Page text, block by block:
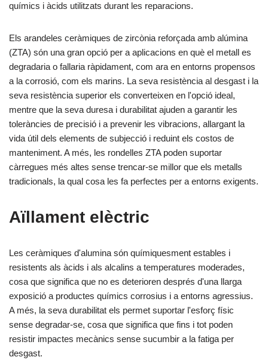
químics i àcids utilitzats durant les reparacions.
Els arandeles ceràmiques de zircònia reforçada amb alúmina
(ZTA) són una gran opció per a aplicacions en què el metall es
degradaria o fallaria ràpidament, com ara en entorns propensos
a la corrosió, com els marins. La seva resistència al desgast i la
seva resistència superior els converteixen en l'opció ideal,
mentre que la seva duresa i durabilitat ajuden a garantir les
toleràncies de precisió i a prevenir les vibracions, allargant la
vida útil dels elements de subjecció i reduint els costos de
manteniment. A més, les rondelles ZTA poden suportar
càrregues més altes sense trencar-se millor que els metalls
tradicionals, la qual cosa les fa perfectes per a entorns exigents.
Aïllament elèctric
Les ceràmiques d'alumina són químiquesment estables i
resistents als àcids i als alcalins a temperatures moderades,
cosa que significa que no es deterioren després d'una llarga
exposició a productes químics corrosius i a entorns agressius.
A més, la seva durabilitat els permet suportar l'esforç físic
sense degradar-se, cosa que significa que fins i tot poden
resistir impactes mecànics sense sucumbir a la fatiga per
desgast.